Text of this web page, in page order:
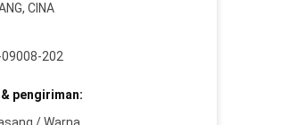
CINA
202
pengiriman: